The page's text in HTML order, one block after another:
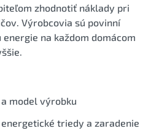
zhodnotiť náklady pri
Výrobcovia sú povinní
na každom domácom
model výrobku
triedy a zaradenie